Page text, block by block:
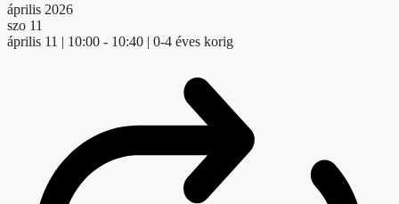
április 2026
szo 11
április 11 | 10:00 - 10:40 | 0-4 éves korig